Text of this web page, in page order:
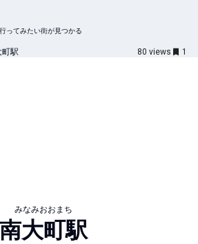
ってみたい街が見つかる
町駅 80 views 1
みなみおおまち
南大町駅